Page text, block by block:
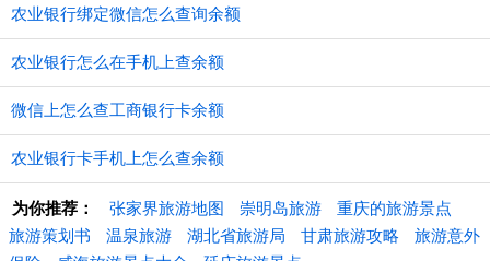
农业银行绑定微信怎么查询余额
农业银行怎么在手机上查余额
微信上怎么查工商银行卡余额
农业银行卡手机上怎么查余额
为你推荐： 张家界旅游地图 崇明岛旅游
重庆的旅游景点
旅游策划书
温泉旅游 湖北省旅游局 甘肃旅游攻略
旅游意外